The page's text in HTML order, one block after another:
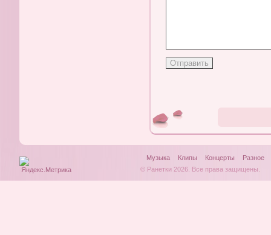
Музыка Клипы Концерты
Разное
© Ранетки 2026. Все права защищены.